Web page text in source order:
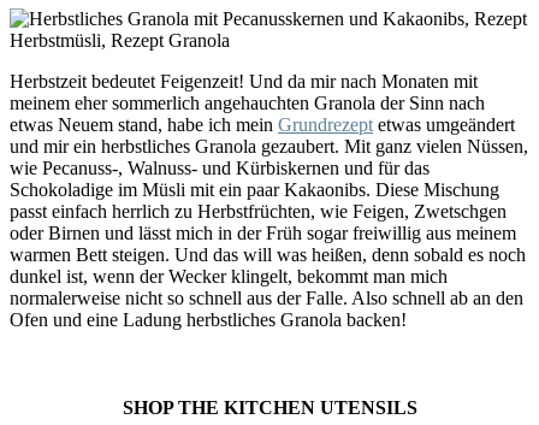
Herbstzeit bedeutet Feigenzeit! Und da mir nach Monaten mit
meinem eher sommerlich angehauchten Granola der Sinn nach
etwas Neuem stand, habe ich mein Grundrezept etwas umgeändert
und mir ein herbstliches Granola gezaubert. Mit ganz vielen Nüssen,
wie Pecanuss-, Walnuss- und Kürbiskernen und für das
Schokoladige im Müsli mit ein paar Kakaonibs. Diese Mischung
passt einfach herrlich zu Herbstfrüchten, wie Feigen, Zwetschgen
oder Birnen und lässt mich in der Früh sogar freiwillig aus meinem
warmen Bett steigen. Und das will was heißen, denn sobald es noch
dunkel ist, wenn der Wecker klingelt, bekommt man mich
normalerweise nicht so schnell aus der Falle. Also schnell ab an den
Ofen und eine Ladung herbstliches Granola backen!
SHOP THE KITCHEN UTENSILS